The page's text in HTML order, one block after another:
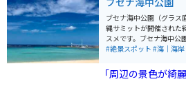
ブセナ海中公園（グラス
縄サミットが開催された
スメです。ブセナ海中公
場が無料です。監視員に
ャトルバス（20分間隔で
へは徒歩またはシャトル
#絶景スポット #海｜海
「周辺の景色が綺